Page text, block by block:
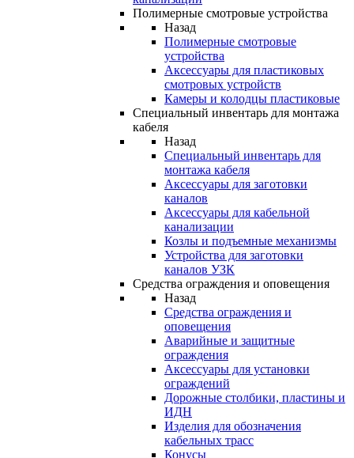
Полимерные смотровые устройства
Назад
Полимерные смотровые
устройства
Аксессуары для пластиковых
смотровых устройств
Камеры и колодцы пластиковые
Специальный инвентарь для монтажа
кабеля
Назад
Специальный инвентарь для
монтажа кабеля
Аксессуары для заготовки
каналов
Аксессуары для кабельной
канализации
Козлы и подъемные механизмы
Устройства для заготовки
каналов УЗК
Средства ограждения и оповещения
Назад
Средства ограждения и
оповещения
Аварийные и защитные
ограждения
Аксессуары для установки
ограждений
Дорожные столбики, пластины и
ИДН
Изделия для обозначения
кабельных трасс
Конусы